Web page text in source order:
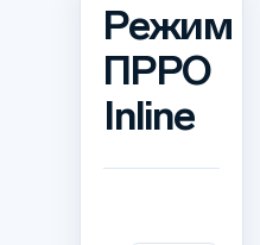
Режим
ПРРО
Inline